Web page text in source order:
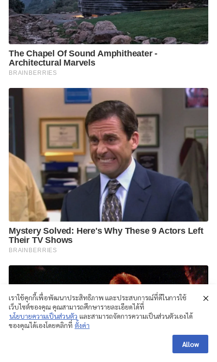
เราใช้คุกกี้เพื่อพัฒนาประสิทธิภาพ และประสบการณ์ที่ดีในการใช้
เว็บไซต์ของคุณ คุณสามารถศึกษารายละเอียดได้ที่
นโยบายความเป็นส่วนตัว และสามารถจัดการความเป็นส่วนตัวเองได้
ของคุณได้เองโดยคลิกที่ ตั้งค่า
Allow